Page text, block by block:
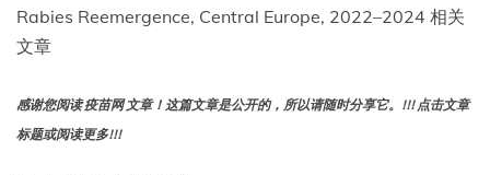
Rabies Reemergence, Central Europe, 2022–2024 相关
文章
感谢您阅读 疫苗网 文章！这篇文章是公开的，所以请随时分享它。!!! 点击文章
标题或阅读更多!!!